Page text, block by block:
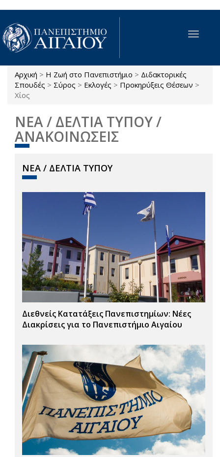
Παράκαμψη προς το κυρίως περιεχόμενο
Toggle
Είστε εδώ
Αρχική > Η Ζωή στο Πανεπιστήμιο > Διδακτορικές
Σπουδές > Σύρος > Εκλογές > Προκηρύξεις Θέσεων >
Χίος
ΝΕΑ / ΔΕΛΤΙΑ ΤΥΠΟΥ /
ΑΝΑΚΟΙΝΩΣΕΙΣ
ΝΕΑ / ΔΕΛΤΙΑ ΤΥΠΟΥ
Διεθνείς Κατατάξεις Πανεπιστημίων: Νέες
Διακρίσεις για το Πανεπιστήμιο Αιγαίου